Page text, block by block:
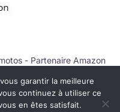
- Partenaire Amazon
garantir la meilleure
continuez à utiliser ce
en êtes satisfait.